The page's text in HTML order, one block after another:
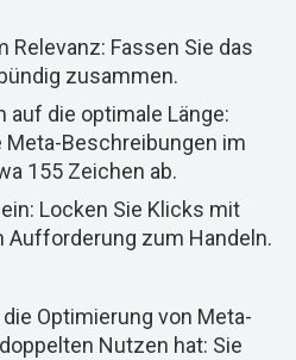
Relevanz: Fassen Sie das
zusammen.
auf die optimale Länge:
Meta-Beschreibungen im
155 Zeichen ab.
Locken Sie Klicks mit
Aufforderung zum Handeln.
Optimierung von Meta-
Nutzen hat: Sie